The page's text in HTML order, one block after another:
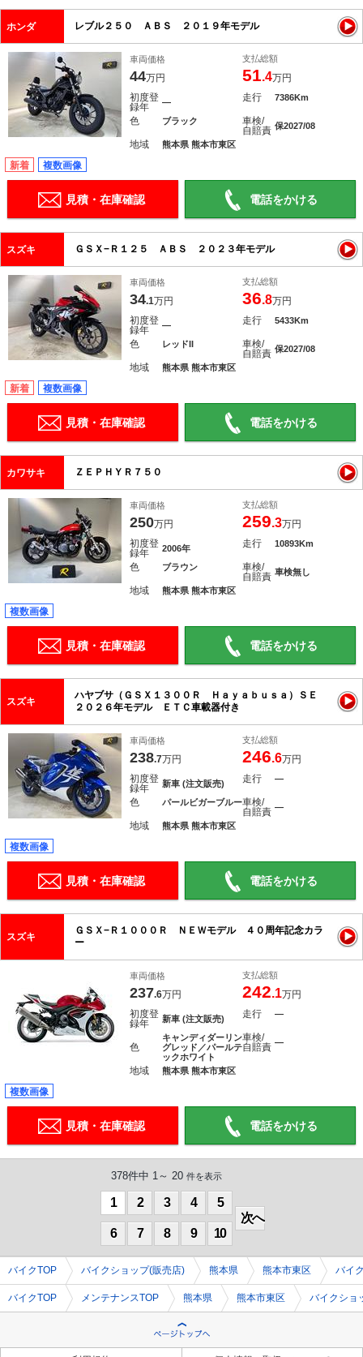
ホンダ レブル２５０ ＡＢＳ ２０１９年モデル
車両価格
44万円
支払総額
51.4万円
初度登
録年
― 走行 7386Km
色 ブラック
車検/
自賠責 保2027/08
地域 熊本県 熊本市東区
新着 複数画像
見積・在庫確認 電話をかける
スズキ ＧＳＸ−Ｒ１２５ ＡＢＳ ２０２３年モデル
車両価格
34.1万円
支払総額
36.8万円
初度登
録年
― 走行 5433Km
色 レッドII
車検/
自賠責 保2027/08
地域 熊本県 熊本市東区
新着 複数画像
見積・在庫確認 電話をかける
カワサキ ＺＥＰＨＹＲ７５０
車両価格
250万円
支払総額
259.3万円
初度登
録年
2006年 走行 10893Km
色 ブラウン
車検/
自賠責 車検無し
地域 熊本県 熊本市東区
複数画像
見積・在庫確認 電話をかける
スズキ
ハヤブサ（ＧＳＸ１３００Ｒ Ｈａｙａｂｕｓａ）ＳＥ
２０２６年モデル ＥＴＣ車載器付き
車両価格
238.7万円
支払総額
246.6万円
初度登
録年
新車 (注文販売) 走行 ―
色 パールビガーブルー車検/
自賠責 ―
地域 熊本県 熊本市東区
複数画像
見積・在庫確認 電話をかける
スズキ
ＧＳＸ−Ｒ１０００Ｒ ＮＥＷモデル ４０周年記念カラ
ー
車両価格
237.6万円
支払総額
242.1万円
初度登
録年
新車 (注文販売) 走行 ―
色
キャンディダーリン
グレッド／パールテ
ックホワイト
車検/
自賠責 ―
地域 熊本県 熊本市東区
複数画像
見積・在庫確認 電話をかける
378件中 1～ 20 件を表示
1 2 3 4 5
6 7 8 9 10
次へ
バイクTOP バイクショップ(販売店) 熊本県 熊本市東区 バイ
バイクTOP メンテナンスTOP 熊本県 熊本市東区 バイクショ